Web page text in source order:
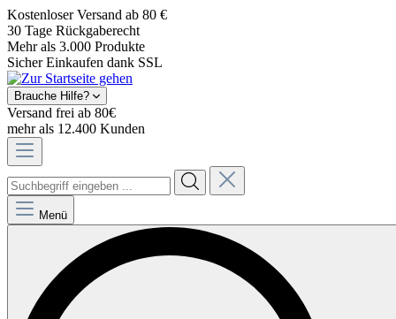
Kostenloser Versand ab 80 €
30 Tage Rückgaberecht
Mehr als 3.000 Produkte
Sicher Einkaufen dank SSL
Brauche Hilfe?
Versand frei ab 80€
mehr als 12.400 Kunden
Menü